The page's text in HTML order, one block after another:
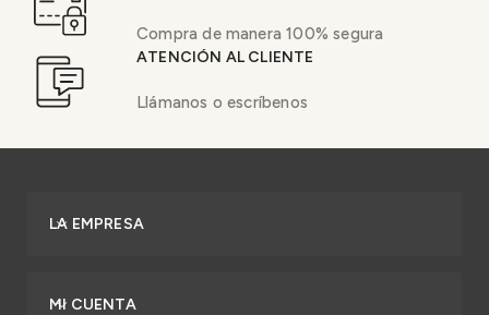
Compra de manera 100% segura
ATENCIÓN AL CLIENTE
Llámanos o escríbenos
LA EMPRESA
MI CUENTA